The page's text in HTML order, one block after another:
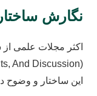
نگارش
اکثر مجلات علمی از
این ساختار و وضوح